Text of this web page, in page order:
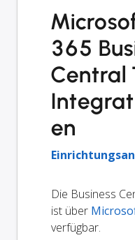
365
Central
en
Die Business
ist über
verfügbar.